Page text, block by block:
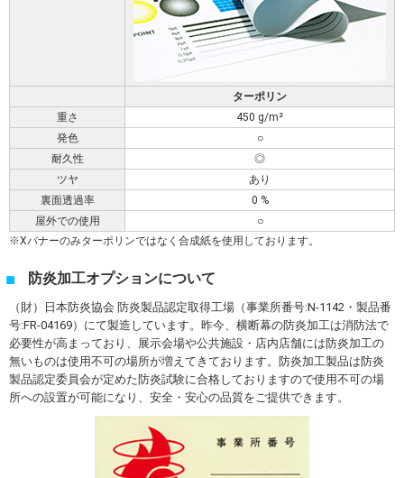
ターポリン
重さ
450 g/m²
発色
○
耐久性
◎
ツヤ
あり
裏面透過率
0 %
屋外での使用
○
Xバナーのみターポリンではなく合成紙を使用しております。
防炎加工オプションについて
（財）日本防炎協会 防炎製品認定取得工場（事業所番号:N-1142・製品番
号:FR-04169）にて製造しています。昨今、横断幕の防炎加工は消防法で
必要性が高まっており、展示会場や公共施設・店内店舗には防炎加工の
無いものは使用不可の場所が増えてきております。防炎加工製品は防炎
製品認定委員会が定めた防炎試験に合格しておりますので使用不可の場
所への設置が可能になり、安全・安心の品質をご提供できます。